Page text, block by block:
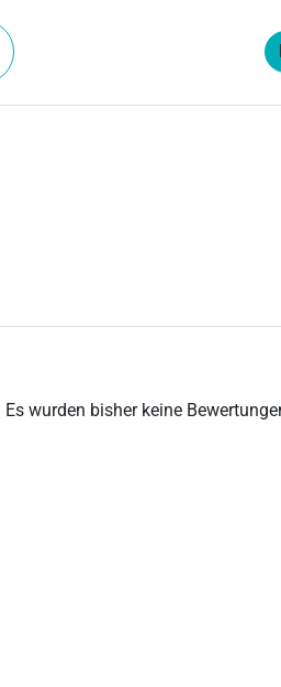
Es wurden bisher keine